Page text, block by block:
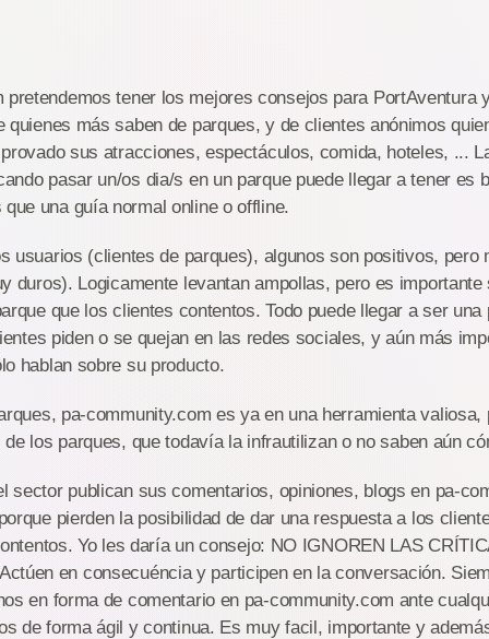
pretendemos tener los mejores consejos para PortAventura
quienes más saben de parques, y de clientes anónimos
sus atracciones, espectáculos, comida, hoteles, ...
pasar un/os dia/s en un parque puede llegar a tener es
una guía normal online o offline.
usuarios (clientes de parques), algunos son positivos, pero
duros). Logicamente levantan ampollas, pero es importante
que los clientes contentos. Todo puede llegar a ser una
piden o se quejan en las redes sociales, y aún más
hablan sobre su producto.
pa-community.com es ya en una herramienta valiosa,
los parques, que todavía la infrautilizan o no saben aún
sector publican sus comentarios, opiniones, blogs en pa-
pierden la posibilidad de dar una respuesta a los
Yo les daría un consejo: NO IGNOREN LAS
en consecuéncia y participen en la conversación.
en forma de comentario en pa-community.com ante
de forma ágil y continua. Es muy facil, importante y